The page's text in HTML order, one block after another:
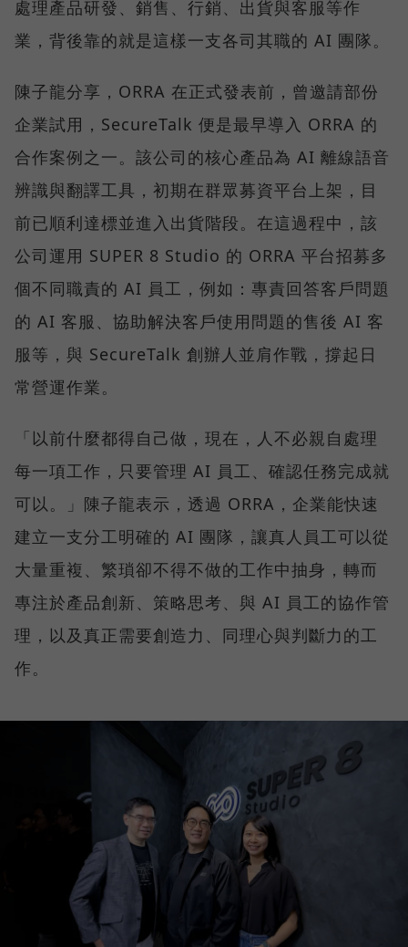
處理產品研發、銷售、行銷、出貨與客服等作
業，背後靠的就是這樣一支各司其職的 AI 團隊。
陳子龍分享，ORRA 在正式發表前，曾邀請部份
企業試用，SecureTalk 便是最早導入 ORRA 的
合作案例之一。該公司的核心產品為 AI 離線語音
辨識與翻譯工具，初期在群眾募資平台上架，目
前已順利達標並進入出貨階段。在這過程中，該
公司運用 SUPER 8 Studio 的 ORRA 平台招募多
個不同職責的 AI 員工，例如：專責回答客戶問題
的 AI 客服、協助解決客戶使用問題的售後 AI 客
服等，與 SecureTalk 創辦人並肩作戰，撐起日
常營運作業。
「以前什麼都得自己做，現在，人不必親自處理
每一項工作，只要管理 AI 員工、確認任務完成就
可以。」陳子龍表示，透過 ORRA，企業能快速
建立一支分工明確的 AI 團隊，讓真人員工可以從
大量重複、繁瑣卻不得不做的工作中抽身，轉而
專注於產品創新、策略思考、與 AI 員工的協作管
理，以及真正需要創造力、同理心與判斷力的工
作。